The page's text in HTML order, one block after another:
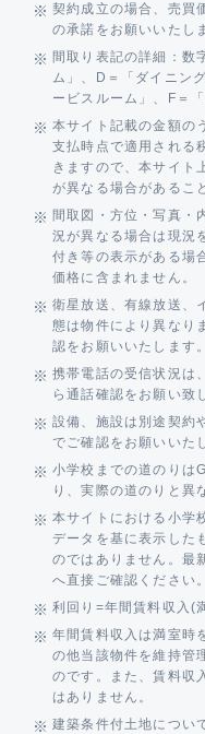
契約成立の場合、売買
の承諾をお願いいたし
間取り表記の詳細：数
ム」、D＝「ダイニン
ービスルーム」、F＝
本サイト記載の金額の
支払時点で適用される
きますので、本サイト
が異なる場合があるこ
間取図・方位・写真・
況が異なる場合は現況
付き等の表示がある場
価格に含まれません。
衛星放送、有線放送、
態は物件により異なり
認をお願いいたします。
携帯電話の受信状況は
ら通話確認をお願い致
設備、施設は別途契約
でご確認をお願いいた
小学校までの道のりは
り、実際の道のりと異
本サイトにおける小学
データを基に表示した
のではありません。最
へ直接ご確認ください。
利回り=年間賃料収入(
年間賃料収入は満室時
の他当該物件を維持管
のです。また、賃料収
はありません。
建築条件付土地につい